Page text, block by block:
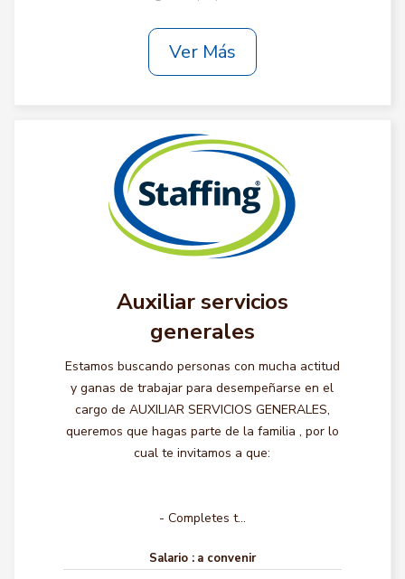
Ver Más
Auxiliar servicios
generales
Estamos buscando personas con mucha actitud
y ganas de trabajar para desempeñarse en el
cargo de AUXILIAR SERVICIOS GENERALES,
queremos que hagas parte de la familia , por lo
cual te invitamos a que:
- Completes t...
Salario : a convenir